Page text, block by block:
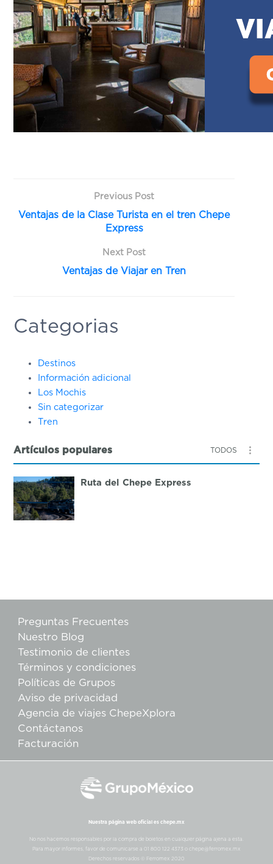
Previous Post
Ventajas de la Clase Turista en el tren Chepe
Express
Next Post
Ventajas de Viajar en Tren
Categorias
Destinos
Información adicional
Los Mochis
Sin categorizar
Tren
Artículos populares TODOS
Ruta del Chepe Express
Preguntas Frecuentes
Nuestro Blog
Testimonio de clientes
Términos y condiciones
Políticas de Grupos
Aviso de privacidad
Agencia de viajes ChepeXplora
Contáctanos
Facturación
Nuestra página web oficial es chepe.mx
No nos hacemos responsables por la compra de boletos en cualquier página ajena a esta.
Para mayor informes, favor de comunicarse a 01 800 122 4373 o chepe@ferromex.mx
Derechos reservados © Ferromex 2020